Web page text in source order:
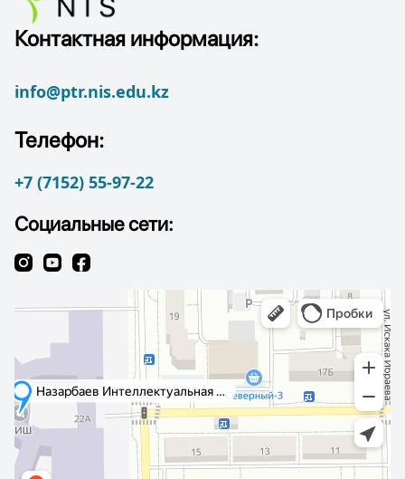
Контактная информация:
info@ptr.nis.edu.kz
Телефон:
+7 (7152) 55-97-22
Социальные сети: